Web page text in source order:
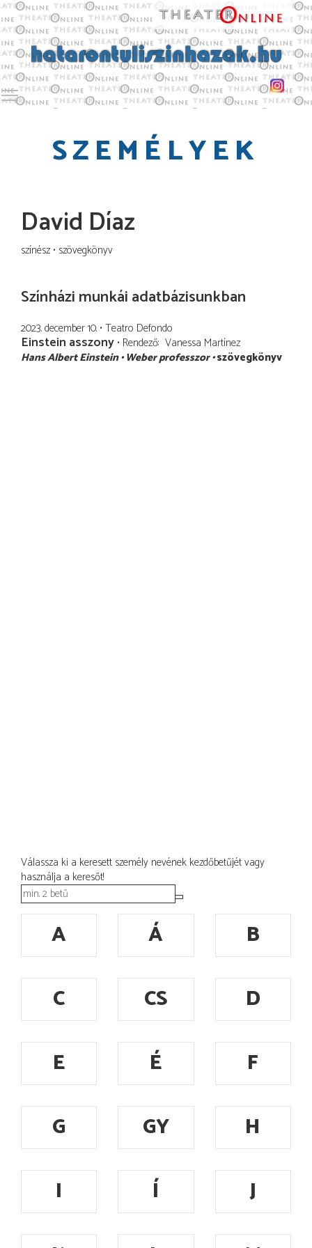
Toggle main menu visibility
SZEMÉLYEK
David Díaz
színész szövegkönyv
Színházi munkái adatbázisunkban
2023. december 10. Teatro Defondo
Einstein asszony Rendező Vanessa Martínez
Hans Albert Einstein Weber professzor szövegkönyv
Válassza ki a keresett személy nevének kezdőbetűjét vagy
használja a keresőt!
A Á
B
C
CS
D
E
É
F
G
GY
H
I
Í
J